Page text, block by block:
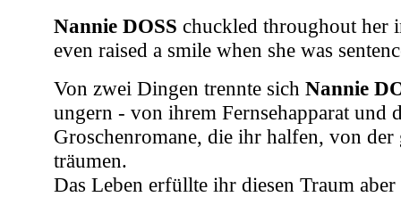
Nannie DOSS chuckled throughout her
even raised a smile when she was
Von zwei Dingen trennte sich Nannie
ungern - von ihrem Fernsehapparat und
Groschenromane, die ihr halfen, von der
träumen.
Das Leben erfüllte ihr diesen Traum